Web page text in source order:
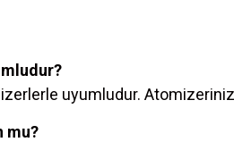
uyumludur.
mu?